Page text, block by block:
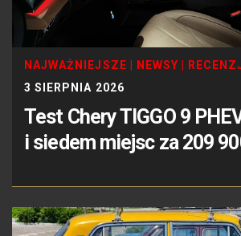
NAJWAŻNIEJSZE NEWSY
3 SIERPNIA 2026
Test Chery TIGGO 9
i siedem miejsc za 209